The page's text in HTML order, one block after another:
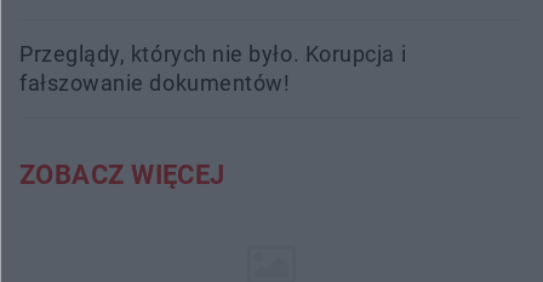
Przeglądy, których nie było. Korupcja i
fałszowanie dokumentów!
ZOBACZ WIĘCEJ